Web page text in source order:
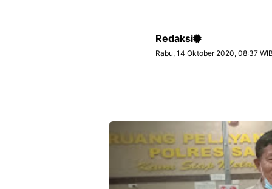
Redaksi
Rabu, 14 Oktober 2020, 08:37